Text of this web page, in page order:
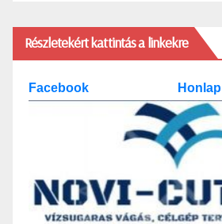
Részletekért kattintás a linkekre
Facebook Honlap